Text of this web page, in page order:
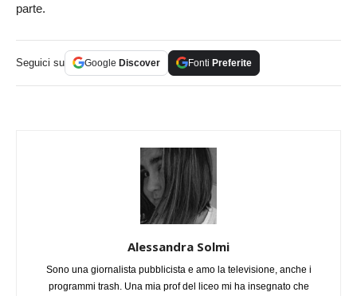
parte.
Seguici su Google Discover Fonti Preferite
Alessandra Solmi
Sono una giornalista pubblicista e amo la televisione, anche i
programmi trash. Una mia prof del liceo mi ha insegnato che